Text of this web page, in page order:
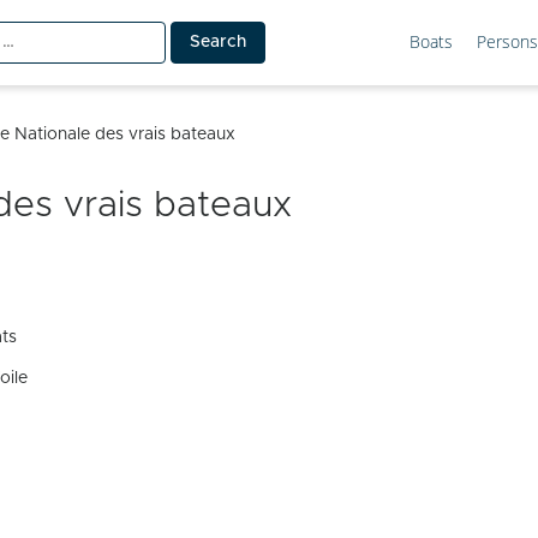
Boats Persons
Nationale des vrais bateaux
vrais bateaux